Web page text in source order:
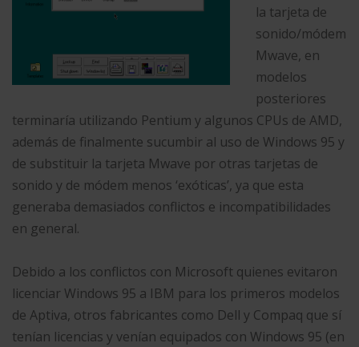
la tarjeta de
sonido/módem
Mwave, en
modelos
posteriores
terminaría utilizando Pentium y algunos CPUs de AMD,
además de finalmente sucumbir al uso de Windows 95 y
de substituir la tarjeta Mwave por otras tarjetas de
sonido y de módem menos ‘exóticas’, ya que esta
generaba demasiados conflictos e incompatibilidades
en general.
Debido a los conflictos con Microsoft quienes evitaron
licenciar Windows 95 a IBM para los primeros modelos
de Aptiva, otros fabricantes como Dell y Compaq que sí
tenían licencias y venían equipados con Windows 95 (en